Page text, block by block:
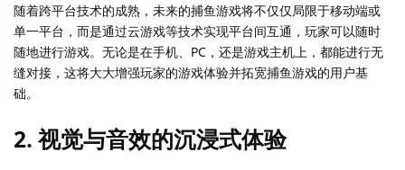
随着跨平台技术的成熟，未来的捕鱼游戏将不仅仅局限于移动端或
单一平台，而是通过云游戏等技术实现平台间互通，玩家可以随时
随地进行游戏。无论是在手机、PC，还是游戏主机上，都能进行无
缝对接，这将大大增强玩家的游戏体验并拓宽捕鱼游戏的用户基
础。
2. 视觉与音效的沉浸式体验